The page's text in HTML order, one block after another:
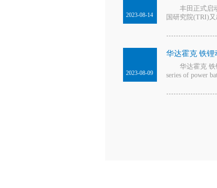
丰田正式启动
国研究院(TRI)
2023-08-14
华达霍克 铁锂
华达霍克 铁
series of power
2023-08-09